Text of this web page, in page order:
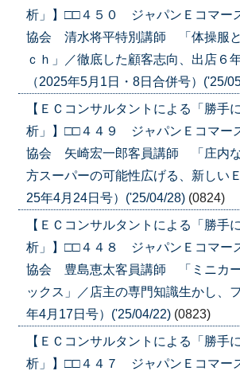
析」】□□４５０ ジャパンＥコマー
協会 清水将平特別講師 「体操服と
ｃｈ」／徹底した顧客志向、出店６
（2025年5月1日・8日合併号）('25/
【ＥＣコンサルタントによる「勝手
析」】□□４４９ ジャパンＥコマー
協会 矢崎宏一郎客員講師 「庄内
方スーパーの可能性広げる、新しい
25年4月24日号）('25/04/28) (0824)
【ＥＣコンサルタントによる「勝手
析」】□□４４８ ジャパンＥコマー
協会 豊島恵太客員講師 「ミニカ
ックス」／店主の専門知識生かし、
年4月17日号）('25/04/22) (0823)
【ＥＣコンサルタントによる「勝手
析」】□□４４７ ジャパンＥコマー